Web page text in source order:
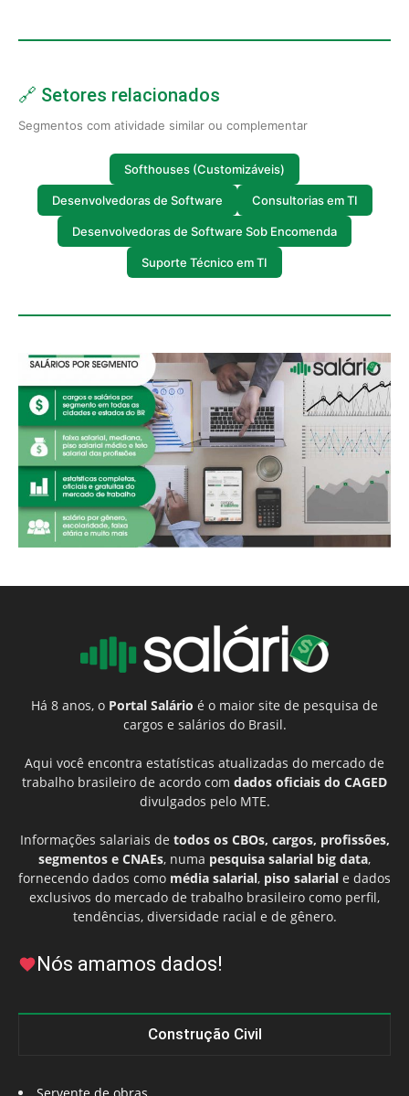
🔗 Setores relacionados
Segmentos com atividade similar ou complementar
Softhouses (Customizáveis)
Desenvolvedoras de Software Consultorias em TI
Desenvolvedoras de Software Sob Encomenda
Suporte Técnico em TI
Há 8 anos, o Portal Salário é o maior site de pesquisa de
cargos e salários do Brasil.
Aqui você encontra estatísticas atualizadas do mercado de
trabalho brasileiro de acordo com dados oficiais do CAGED
divulgados pelo MTE.
Informações salariais de todos os CBOs, cargos, profissões,
segmentos e CNAEs, numa pesquisa salarial big data,
fornecendo dados como média salarial, piso salarial e dados
exclusivos do mercado de trabalho brasileiro como perfil,
tendências, diversidade racial e de gênero.
Nós amamos dados!
Construção Civil